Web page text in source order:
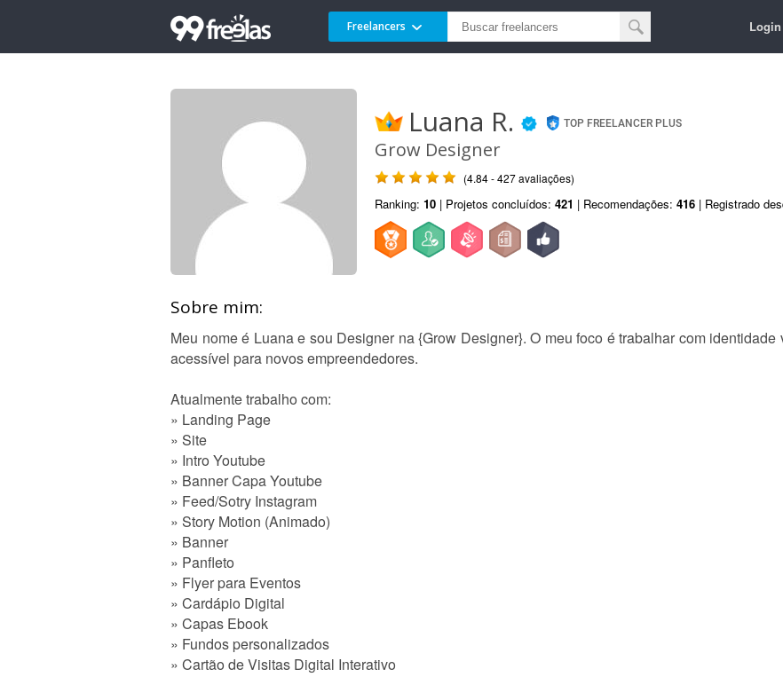
Freelancers Login
Luana R. TOP FREELANCER PLUS
Grow Designer
(4.84 - 427 avaliações)
Ranking: 10 | Projetos concluídos: 421 | Recomendações: 416 | Registrado
Sobre mim:
Meu nome é Luana e sou Designer na {Grow Designer}. O meu foco é trabalhar com
acessível para novos empreendedores.
Atualmente trabalho com:
» Landing Page
» Site
» Intro Youtube
» Banner Capa Youtube
» Feed/Sotry Instagram
» Story Motion (Animado)
» Banner
» Panfleto
» Flyer para Eventos
» Cardápio Digital
» Capas Ebook
» Fundos personalizados
» Cartão de Visitas Digital Interativo